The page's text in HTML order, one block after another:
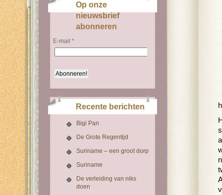
Op onze
nieuwsbrief
abonneren
E-mail *
Recente berichten
Bigi Pan
De Grote Regentijd
Suriname – een groot dorp
Suriname
De verleiding van niks
doen